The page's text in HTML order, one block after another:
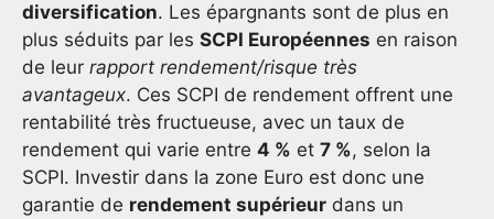
diversification. Les épargnants sont de plus en
plus séduits par les SCPI Européennes en raison
de leur rapport rendement/risque très
avantageux. Ces SCPI de rendement offrent une
rentabilité très fructueuse, avec un taux de
rendement qui varie entre 4 % et 7 %, selon la
SCPI. Investir dans la zone Euro est donc une
garantie de rendement supérieur dans un